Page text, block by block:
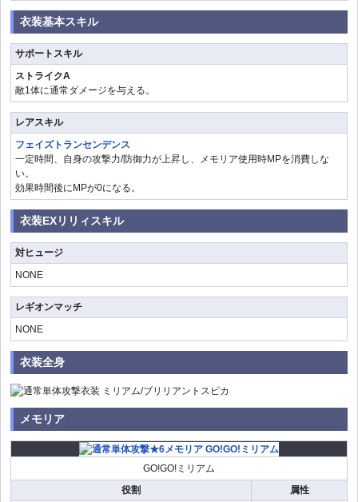
衣装基本スキル
サポートスキル
ストライクA
敵1体に通常ダメージを与える。
レアスキル
フェイズトランセンデンス
一定時間、自身の攻撃力/防御力が上昇し、メモリア使用時MPを消費しな
い。
効果時間後にMPが0になる。
衣装EXリリィスキル
対ヒュージ
NONE
レギオンマッチ
NONE
衣装全身
メモリア
GO!GO!ミリアム
役割
属性